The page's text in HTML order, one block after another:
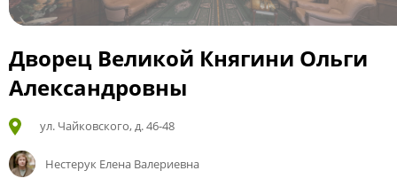
Дворец Великой Княгини Ольги
Александровны
ул. Чайковского, д. 46-48
Нестерук Елена Валериевна